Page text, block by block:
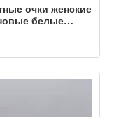
очки женские
белые
с защитой от